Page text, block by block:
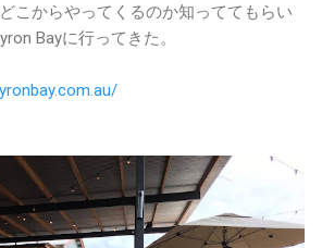
こからやってくるのか知っててもらい
Bayに行ってきた。